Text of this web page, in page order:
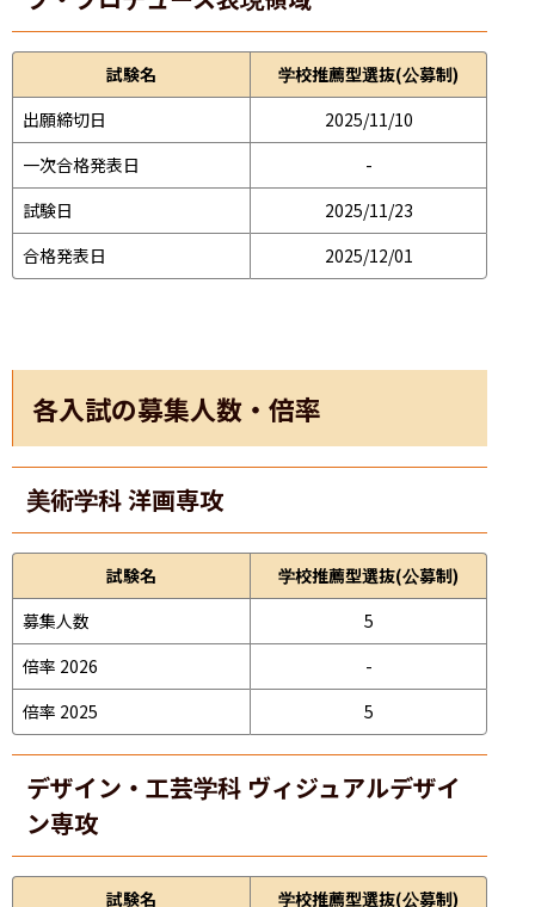
試験名
学校推薦型選抜(公募制)
出願締切日
2025/11/10
一次合格発表日
-
試験日
2025/11/23
合格発表日
2025/12/01
各入試の募集人数・倍率
美術学科 洋画専攻
試験名
学校推薦型選抜(公募制)
募集人数
5
倍率 2026
-
倍率 2025
5
デザイン・工芸学科 ヴィジュアルデザイ
ン専攻
試験名
学校推薦型選抜(公募制)